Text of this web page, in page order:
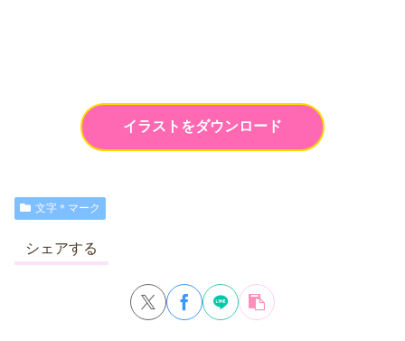
イラストをダウンロード
文字＊マーク
シェアする